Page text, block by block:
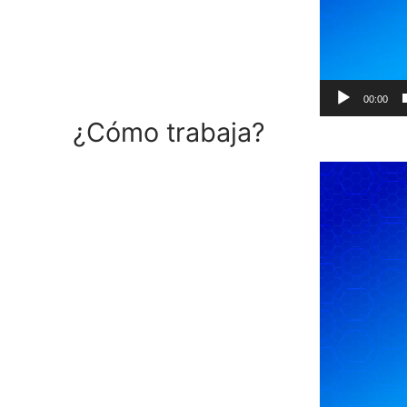
00:00
¿Cómo trabaja?
Reproductor
de
vídeo